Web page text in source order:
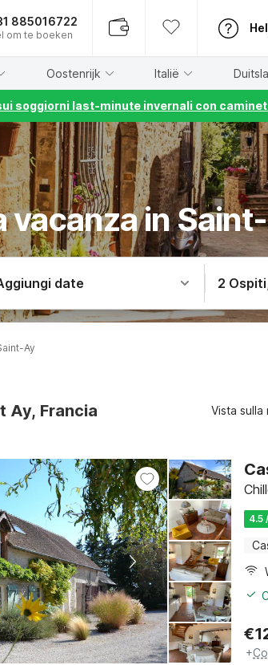
885016722
om te boeken
Oostenrijk Italië
soggiorni last-minute invernali con
vacanza in
date 2 Ospiti
Ay
Ay, Francia Vista sulla
4.5
€
+